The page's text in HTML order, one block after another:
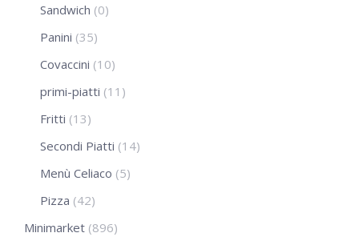
Sandwich (0)
Panini (35)
Covaccini (10)
primi-piatti (11)
Fritti (13)
Secondi Piatti (14)
Menù Celiaco (5)
Pizza (42)
Minimarket (896)